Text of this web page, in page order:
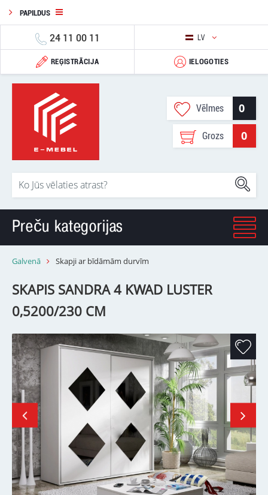
PAPILDUS
24 11 00 11 LV
REĢISTRĀCIJA IELOGOTIES
Vēlmes 0
Grozs 0
Preču kategorijas
Galvenā Skapji ar bīdāmām durvīm
SKAPIS SANDRA 4 KWAD LUSTER
0,5200/230 CM